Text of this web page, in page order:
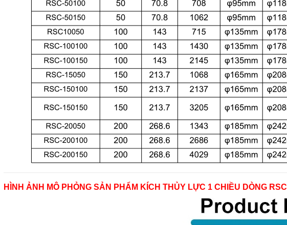
HÌNH ẢNH MÔ PHỎNG SẢN PHẨM KÍCH THỦY LỰC 1 CHIỀU DÒNG RSC